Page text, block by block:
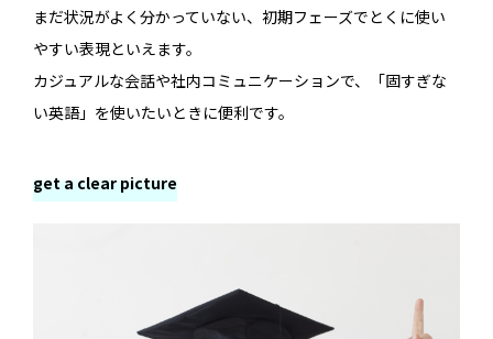
まだ状況がよく分かっていない、初期フェーズでとくに使い
やすい表現といえます。
カジュアルな会話や社内コミュニケーションで、「固すぎな
い英語」を使いたいときに便利です。
get a clear picture